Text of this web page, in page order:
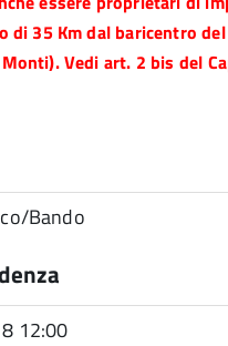
di 35 Km dal baricentro
Vedi art. 2 bis del
Bando
12:00